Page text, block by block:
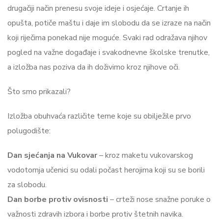
drugačiji način prenesu svoje ideje i osjećaje. Crtanje ih
opušta, potiče maštu i daje im slobodu da se izraze na način
koji riječima ponekad nije moguće. Svaki rad odražava njihov
pogled na važne događaje i svakodnevne školske trenutke,
a izložba nas poziva da ih doživimo kroz njihove oči.
Što smo prikazali?
Izložba obuhvaća različite teme koje su obilježile prvo
polugodište:
Dan sjećanja na Vukovar– kroz maketu vukovarskog
vodotornja učenici su odali počast herojima koji su se borili
za slobodu.
Dan borbe protiv ovisnosti – crteži nose snažne poruke o
važnosti zdravih izbora i borbe protiv štetnih navika.